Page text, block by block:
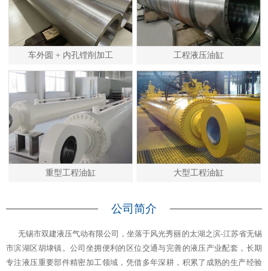
车外圆 + 内孔镗削加工 工程液压油缸
重型工程油缸 大型工程油缸
公司简介
无锡市双建液压气动有限公司，坐落于风光秀丽的太湖之滨-江苏省无锡
市滨湖区胡埭镇。公司坐拥便利的区位交通与完善的液压产业配套，长期
专注液压重要部件精密加工领域，凭借多年深耕，积累了成熟的生产经验